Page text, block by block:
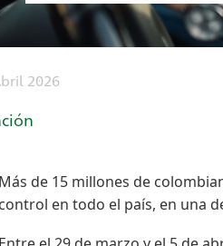
2026
Más de 15 millones de
control en todo el país, en una